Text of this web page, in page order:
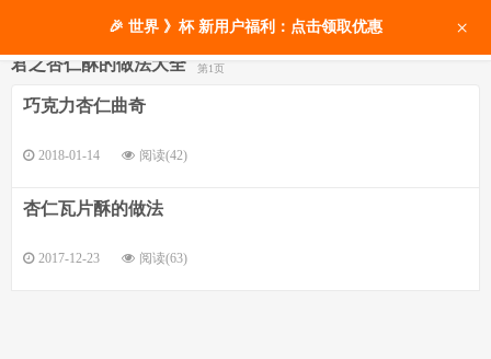
君之杏仁酥的做法大全 第1页
巧克力杏仁曲奇
2018-01-14 阅读(42)
杏仁瓦片酥的做法
2017-12-23 阅读(63)
🎉 世界 》杯 新用户福利：点击领取优惠 ×